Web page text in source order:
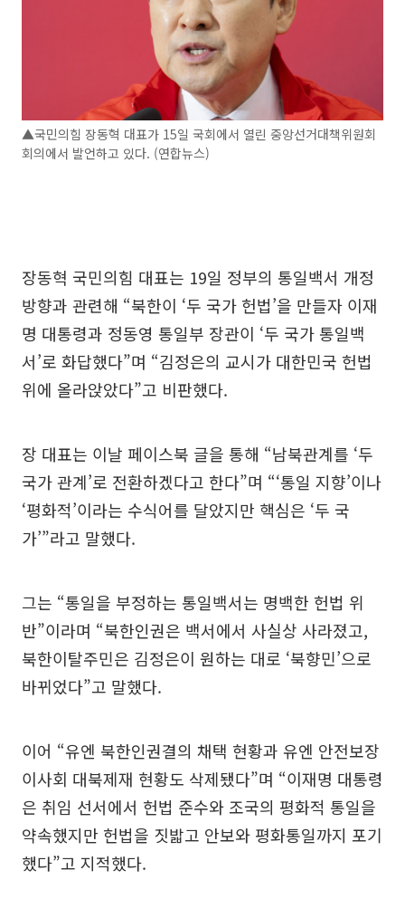
▲국민의힘 장동혁 대표가 15일 국회에서 열린 중앙선거대책위원회
회의에서 발언하고 있다. (연합뉴스)
장동혁 국민의힘 대표는 19일 정부의 통일백서 개정
방향과 관련해 “북한이 ‘두 국가 헌법’을 만들자 이재
명 대통령과 정동영 통일부 장관이 ‘두 국가 통일백
서’로 화답했다”며 “김정은의 교시가 대한민국 헌법
위에 올라앉았다”고 비판했다.
장 대표는 이날 페이스북 글을 통해 “남북관계를 ‘두
국가 관계’로 전환하겠다고 한다”며 “‘통일 지향’이나
‘평화적’이라는 수식어를 달았지만 핵심은 ‘두 국
가’”라고 말했다.
그는 “통일을 부정하는 통일백서는 명백한 헌법 위
반”이라며 “북한인권은 백서에서 사실상 사라졌고,
북한이탈주민은 김정은이 원하는 대로 ‘북향민’으로
바뀌었다”고 말했다.
이어 “유엔 북한인권결의 채택 현황과 유엔 안전보장
이사회 대북제재 현황도 삭제됐다”며 “이재명 대통령
은 취임 선서에서 헌법 준수와 조국의 평화적 통일을
약속했지만 헌법을 짓밟고 안보와 평화통일까지 포기
했다”고 지적했다.